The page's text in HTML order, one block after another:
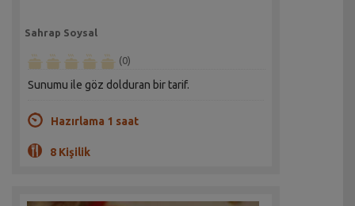
Sahrap Soysal
(0)
Sunumu ile göz dolduran bir tarif.
Hazırlama 1 saat
8 Kişilik